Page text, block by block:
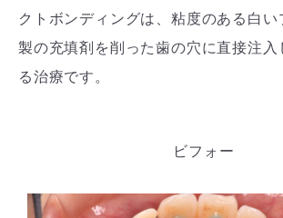
クトボンディングは、粘度のある白い
製の充填剤を削った歯の穴に直接注入
る治療です。
ビフォー